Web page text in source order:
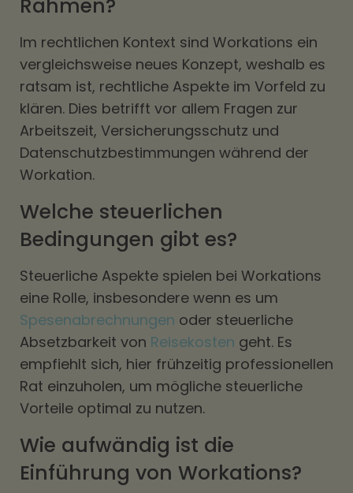
Rahmen?
Im rechtlichen Kontext sind Workations ein
vergleichsweise neues Konzept, weshalb es
ratsam ist, rechtliche Aspekte im Vorfeld zu
klären. Dies betrifft vor allem Fragen zur
Arbeitszeit, Versicherungsschutz und
Datenschutzbestimmungen während der
Workation.
Welche steuerlichen
Bedingungen gibt es?
Steuerliche Aspekte spielen bei Workations
eine Rolle, insbesondere wenn es um
Spesenabrechnungen oder steuerliche
Absetzbarkeit von Reisekosten geht. Es
empfiehlt sich, hier frühzeitig professionellen
Rat einzuholen, um mögliche steuerliche
Vorteile optimal zu nutzen.
Wie aufwändig ist die
Einführung von Workations?